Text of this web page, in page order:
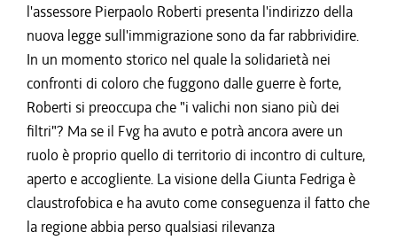
l'assessore Pierpaolo Roberti presenta l'indirizzo della
nuova legge sull'immigrazione sono da far rabbrividire.
In un momento storico nel quale la solidarietà nei
confronti di coloro che fuggono dalle guerre è forte,
Roberti si preoccupa che "i valichi non siano più dei
filtri"? Ma se il Fvg ha avuto e potrà ancora avere un
ruolo è proprio quello di territorio di incontro di culture,
aperto e accogliente. La visione della Giunta Fedriga è
claustrofobica e ha avuto come conseguenza il fatto che
la regione abbia perso qualsiasi rilevanza